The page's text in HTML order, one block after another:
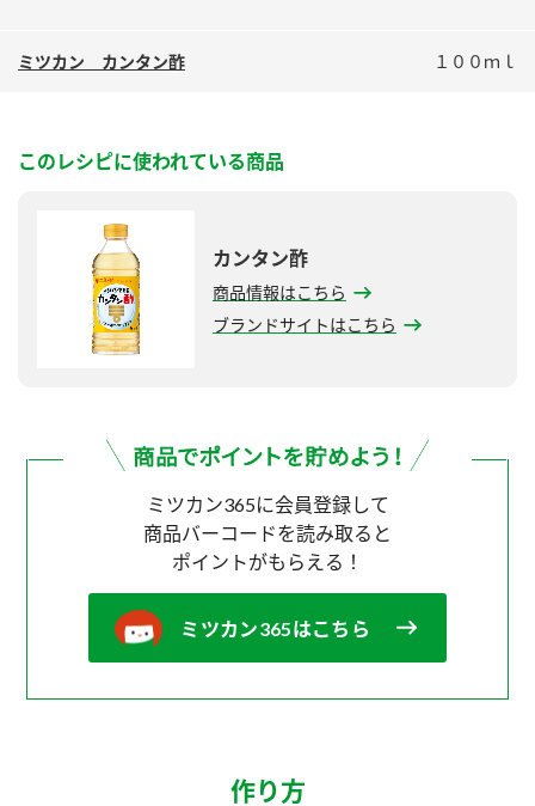
ミツカン カンタン酢 １００ｍｌ
このレシピに使われている商品
カンタン酢
商品情報はこちら
ブランドサイトはこちら
ミツカン365に会員登録して
商品バーコードを読み取ると
ポイントがもらえる！
ミツカン365はこちら
作り方